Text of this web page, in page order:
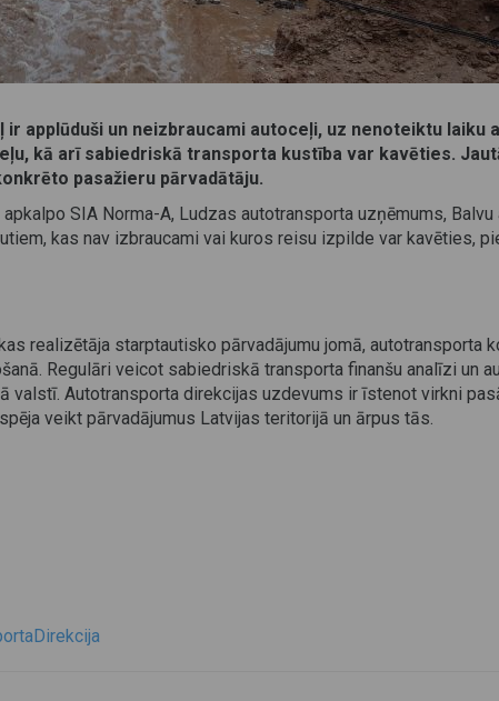
applūduši un neizbraucami autoceļi, uz nenoteiktu
kā arī sabiedriskā transporta kustība var kavēties.
pasažieru pārvadātāju.
SIA Norma-A, Ludzas autotransporta uzņēmums,
kas nav izbraucami vai kuros reisu izpilde var kavēties,
realizētāja starptautisko pārvadājumu jomā, autotransporta
Regulāri veicot sabiedriskā transporta finanšu analīzi un
valstī. Autotransporta direkcijas uzdevums ir īstenot virkni
veikt pārvadājumus Latvijas teritorijā un ārpus tās.